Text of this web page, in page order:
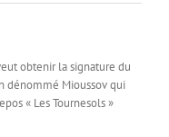
obtenir la signature du
dénommé Mioussov qui
« Les Tournesols »